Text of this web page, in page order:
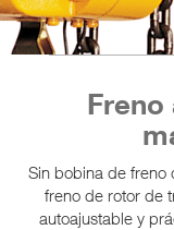
Sin bobina de freno
freno de rotor de
autoajustable y